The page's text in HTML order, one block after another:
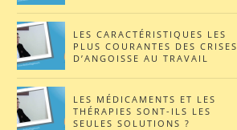
LES CARACTÉRISTIQUES LES
PLUS COURANTES DES CRISES
D’ANGOISSE AU TRAVAIL
LES MÉDICAMENTS ET LES
THÉRAPIES SONT-ILS LES
SEULES SOLUTIONS ?